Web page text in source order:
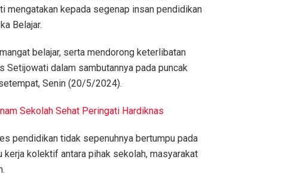
mengatakan kepada segenap insan pendidikan
Belajar.
belajar, serta mendorong keterlibatan
Setijowati dalam sambutannya pada puncak
Senin (20/5/2024).
Sekolah Sehat Peringati Hardiknas
pendidikan tidak sepenuhnya bertumpu pada
kolektif antara pihak sekolah, masyarakat